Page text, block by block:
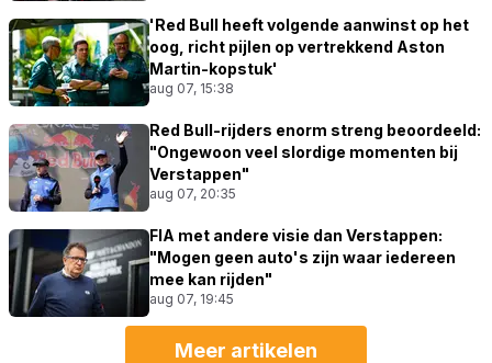
'Red Bull heeft volgende aanwinst op het
oog, richt pijlen op vertrekkend Aston
Martin-kopstuk'
aug 07, 15:38
Red Bull-rijders enorm streng beoordeeld:
"Ongewoon veel slordige momenten bij
Verstappen"
aug 07, 20:35
FIA met andere visie dan Verstappen:
"Mogen geen auto's zijn waar iedereen
mee kan rijden"
aug 07, 19:45
Meer artikelen